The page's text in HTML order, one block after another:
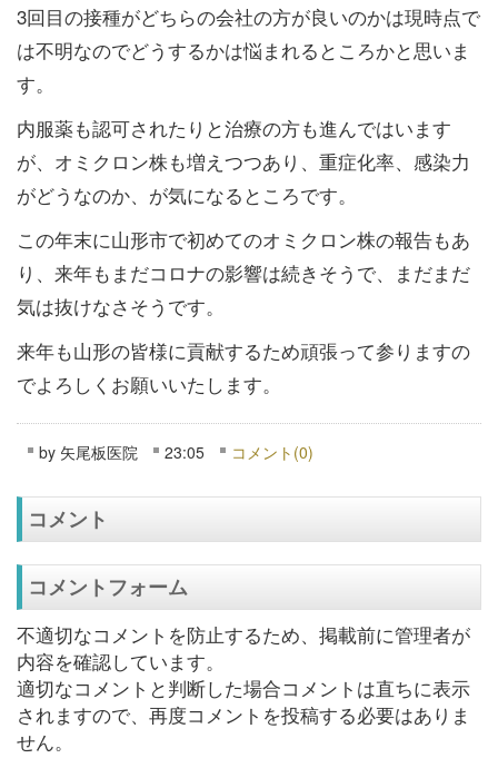
3回目の接種がどちらの会社の方が良いのかは現時点で
は不明なのでどうするかは悩まれるところかと思いま
す。
内服薬も認可されたりと治療の方も進んではいます
が、オミクロン株も増えつつあり、重症化率、感染力
がどうなのか、が気になるところです。
この年末に山形市で初めてのオミクロン株の報告もあ
り、来年もまだコロナの影響は続きそうで、まだまだ
気は抜けなさそうです。
来年も山形の皆様に貢献するため頑張って参りますの
でよろしくお願いいたします。
by 矢尾板医院 23:05 コメント(0)
コメント
コメントフォーム
不適切なコメントを防止するため、掲載前に管理者が
内容を確認しています。
適切なコメントと判断した場合コメントは直ちに表示
されますので、再度コメントを投稿する必要はありま
せん。